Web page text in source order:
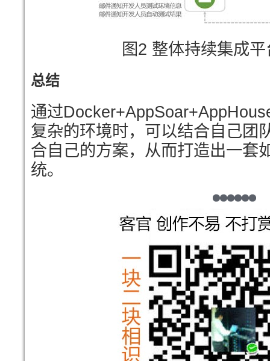
图2 整体持续集成
总结
通过
复杂的环境时，可以结合自己团
合自己的方案，从而打造出一套
统。